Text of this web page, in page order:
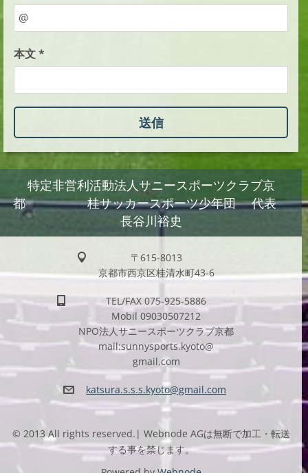
本文 *
特定非営利活動法人サニースポーツクラブ京
都 桂サッカースポーツ少年団 代表
長谷川裕史
〒615-8013
京都市西京区桂清水町43-6
TEL/FAX 075-925-5886
Mobil 09030507212
NPO法人サニースポーツクラブ京都
mail:sunnysports.kyoto@
gmail.com
katsura.s.s.s.kyoto@gmail.com
© 2013 All rights reserved.| Webnode AGは無断で加工・転送
する事を禁じます。